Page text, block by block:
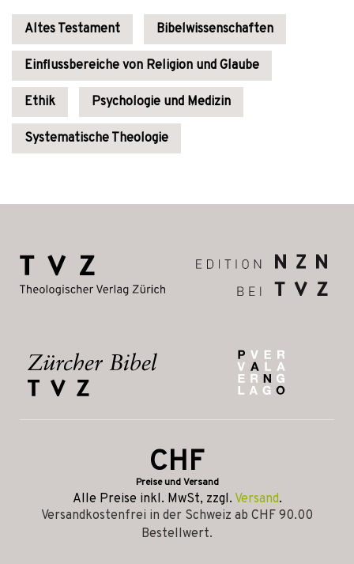
Altes Testament Bibelwissenschaften
Einflussbereiche von Religion und Glaube
Ethik Psychologie und Medizin
Systematische Theologie
CHF
Preise und Versand
Alle Preise inkl. MwSt, zzgl. Versand.
Versandkostenfrei in der Schweiz ab CHF 90.00
Bestellwert.